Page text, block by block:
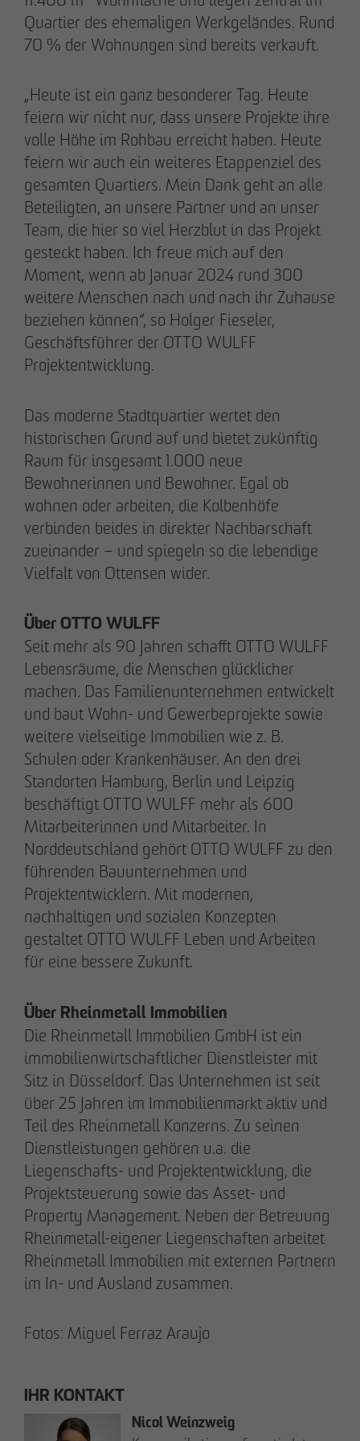
Quartier des ehemaligen Werkgeländes. Rund
70 % der Wohnungen sind bereits verkauft.
„Heute ist ein ganz besonderer Tag. Heute
feiern wir nicht nur, dass unsere Projekte ihre
volle Höhe im Rohbau erreicht haben. Heute
feiern wir auch ein weiteres Etappenziel des
gesamten Quartiers. Mein Dank geht an alle
Beteiligten, an unsere Partner und an unser
Team, die hier so viel Herzblut in das Projekt
gesteckt haben. Ich freue mich auf den
Moment, wenn ab Januar 2024 rund 300
weitere Menschen nach und nach ihr Zuhause
beziehen können“, so Holger Fieseler,
Geschäftsführer der OTTO WULFF
Projektentwicklung.
Das moderne Stadtquartier wertet den
historischen Grund auf und bietet zukünftig
Raum für insgesamt 1.000 neue
Bewohnerinnen und Bewohner. Egal ob
wohnen oder arbeiten, die Kolbenhöfe
verbinden beides in direkter Nachbarschaft
zueinander – und spiegeln so die lebendige
Vielfalt von Ottensen wider.
Über OTTO WULFF
Seit mehr als 90 Jahren schafft OTTO WULFF
Lebensräume, die Menschen glücklicher
machen. Das Familienunternehmen entwickelt
und baut Wohn- und Gewerbeprojekte sowie
weitere vielseitige Immobilien wie z. B.
Schulen oder Krankenhäuser. An den drei
Standorten Hamburg, Berlin und Leipzig
beschäftigt OTTO WULFF mehr als 600
Mitarbeiterinnen und Mitarbeiter. In
Norddeutschland gehört OTTO WULFF zu den
führenden Bauunternehmen und
Projektentwicklern. Mit modernen,
nachhaltigen und sozialen Konzepten
gestaltet OTTO WULFF Leben und Arbeiten
für eine bessere Zukunft.
Über Rheinmetall Immobilien
Die Rheinmetall Immobilien GmbH ist ein
immobilienwirtschaftlicher Dienstleister mit
Sitz in Düsseldorf. Das Unternehmen ist seit
über 25 Jahren im Immobilienmarkt aktiv und
Teil des Rheinmetall Konzerns. Zu seinen
Dienstleistungen gehören u.a. die
Liegenschafts- und Projektentwicklung, die
Projektsteuerung sowie das Asset- und
Property Management. Neben der Betreuung
Rheinmetall-eigener Liegenschaften arbeitet
Rheinmetall Immobilien mit externen Partnern
im In- und Ausland zusammen.
Fotos: Miguel Ferraz Araujo
IHR KONTAKT
Nicol Weinzweig
20.03.2026
9 Jahre nach Beginn des B-Plan-Verfahrens:
OTTO WULFF setzt symbolischen Spatenstich
für FRIEDRICHS VIER im Randelpark
DAS TEAM.
Pia-Alin Demirayakli
Abteilungsleiterin
Kommunikation & Marketing
pademirayakli@otto-wulff.de
+49 173 4928616
Erik J. Schulze
Pressesprecher
Kommunikation & Marketing
eschulze@otto-wulff.de
+49 173 7360070
Max Wedgbury
Kommunikationsreferent
Kommunikation & Marketing
+49 172 7311403
Nicol Weinzweig
Kommunikationsreferentin Intern
Kommunikation & Marketing
nweinzweig@otto-wulff.de
+49 173 1590689
Lisann Hessel-Matusek
Presse- und Öffentlichkeitsarbeit
Kommunikation & Marketing
Ihesselmatusek@otto-wulff.de
+49 151 15990464
Geschäftspartner werden
Hinweisgeberformular